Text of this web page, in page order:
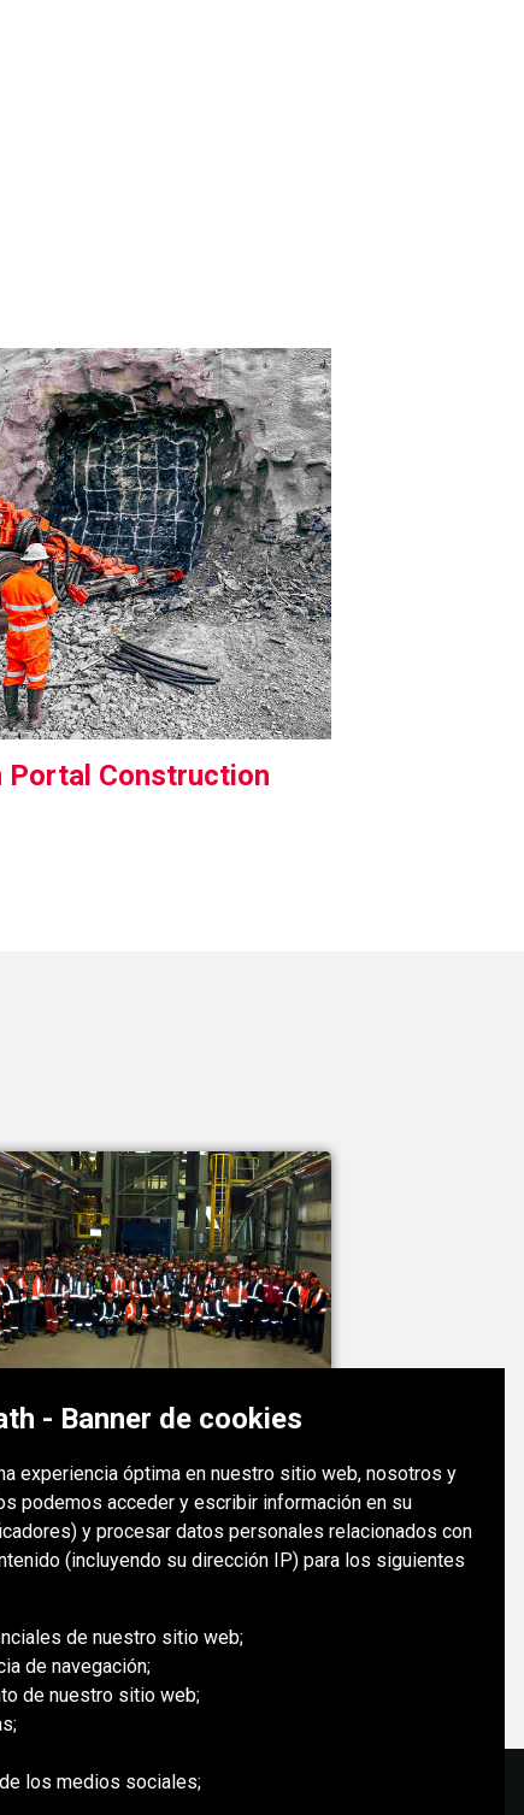
- Banner de cookies
experiencia óptima en nuestro sitio web, nosotros y
podemos acceder y escribir información en su
y procesar datos personales relacionados con
(incluyendo su dirección IP) para los siguientes
de nuestro sitio web;
de navegación;
de nuestro sitio web;
los medios sociales;
Portal Construction
Canadá
ÉLÉONORE